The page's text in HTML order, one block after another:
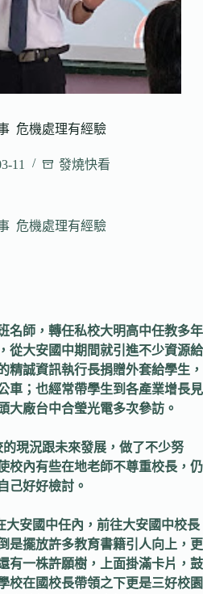
危機處理有經驗
11 發燒快看
危機處理有經驗
師，轉任私校大明高中任教多年
，從大安國中期間就引進不少資源給
精誠資訊執行長捐贈外套給學生，
車；也經常帶學生到各產業增長見
大廠台中合瑩光電多次參訪。
況跟未來發展，做了不少努
校內有些在地老師不尊重校長，仍
己好好檢討。
國中任內，前往大安國中校長
是擺放許多教育書籍引人向上，更
有一株許願樹，上面掛滿卡片，鼓
校在國校長帶領之下更是三好校園